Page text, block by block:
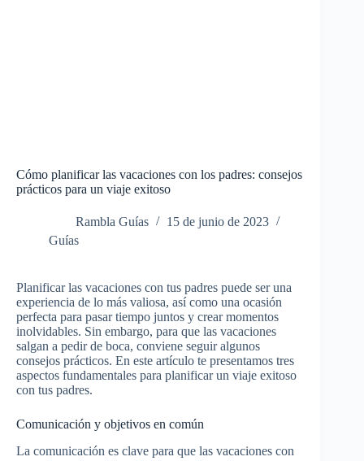
Cómo planificar las vacaciones con los padres: consejos
prácticos para un viaje exitoso
Rambla Guías
15 de junio de 2023
Guías
Planificar las vacaciones con tus padres puede ser una
experiencia de lo más valiosa, así como una ocasión
perfecta para pasar tiempo juntos y crear momentos
inolvidables. Sin embargo, para que las vacaciones
salgan a pedir de boca, conviene seguir algunos
consejos prácticos. En este artículo te presentamos tres
aspectos fundamentales para planificar un viaje exitoso
con tus padres.
Comunicación y objetivos en común
La comunicación es clave para que las vacaciones con